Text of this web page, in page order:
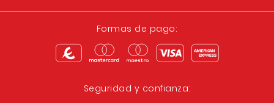
Formas de pago:
Seguridad y confianza: